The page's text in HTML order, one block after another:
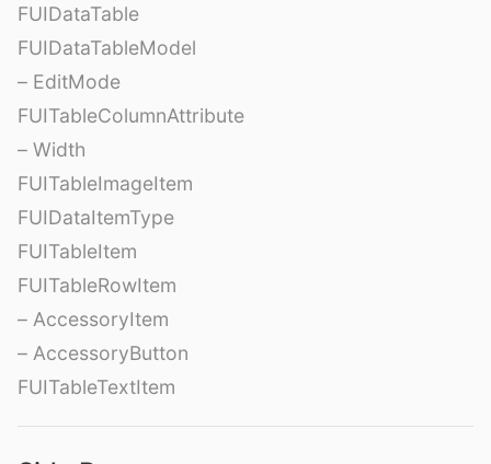
FUIDataTable
FUIDataTableModel
– EditMode
FUITableColumnAttribute
– Width
FUITableImageItem
FUIDataItemType
FUITableItem
FUITableRowItem
– AccessoryItem
– AccessoryButton
FUITableTextItem